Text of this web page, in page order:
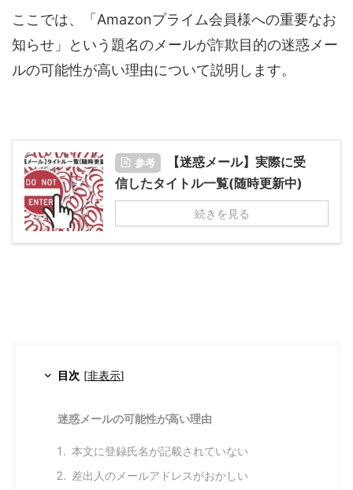
ここでは、「Amazonプライム会員様への重要なお
知らせ」という題名のメールが詐欺目的の迷惑メー
ルの可能性が高い理由について説明します。
参考
【迷惑メール】実際に受
信したタイトル一覧(随時更新中)
続きを見る
目次 [非表示]
迷惑メールの可能性が高い理由
本文に登録氏名が記載されていない
差出人のメールアドレスがおかしい